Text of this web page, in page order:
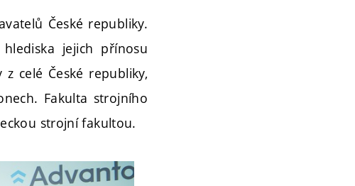
České republiky.
jejich přínosu
celé České republiky,
Fakulta strojního
strojní fakultou.